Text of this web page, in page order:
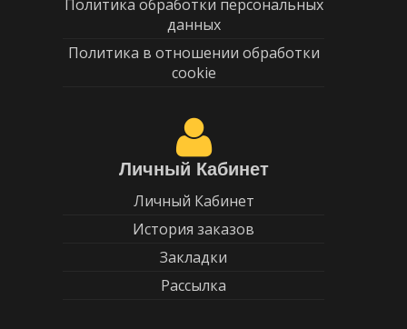
Политика обработки персональных
данных
Политика в отношении обработки
cookie
Личный Кабинет
Личный Кабинет
История заказов
Закладки
Рассылка